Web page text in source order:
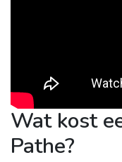
Wat kost
Pathe?